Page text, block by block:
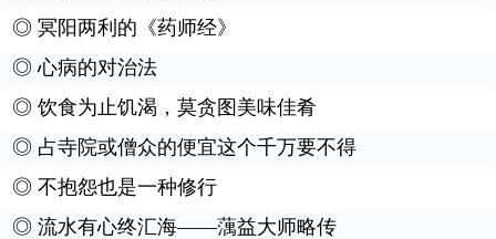
◎ 冥阳两利的《药师经》
◎心病的对治法
◎ 饮食为止饥渴，莫贪图美味佳肴
◎ 占寺院或僧众的便宜这个千万要不得
◎ 不抱怨也是一种修行
◎ 流水有心终汇海——蕅益大师略传